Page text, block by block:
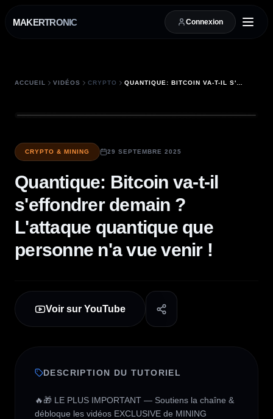
MAKERTRONIC Connexion
ACCUEIL VIDÉOS CRYPTO
CRYPTO & MINING 29 SEPTEMBRE 2025
Quantique: Bitcoin va-t-il
s'effondrer demain ?
L'attaque quantique que
personne n'a vue venir !
Voir sur YouTube
DESCRIPTION DU TUTORIEL
🔥🎁 LE PLUS IMPORTANT — Soutiens la chaîne &
débloque les vidéos EXCLUSIVE de MINING